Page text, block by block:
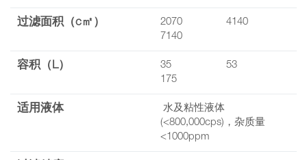
过滤面积（c㎡）
2070 4140
7140
容积（L）
35 53
175
适用液体
水及粘性液体
(<800,000cps)，杂质量
<1000ppm